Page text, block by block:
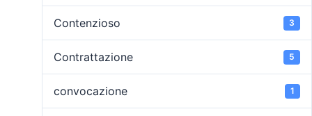
Contenzioso 3
Contrattazione 5
convocazione 1